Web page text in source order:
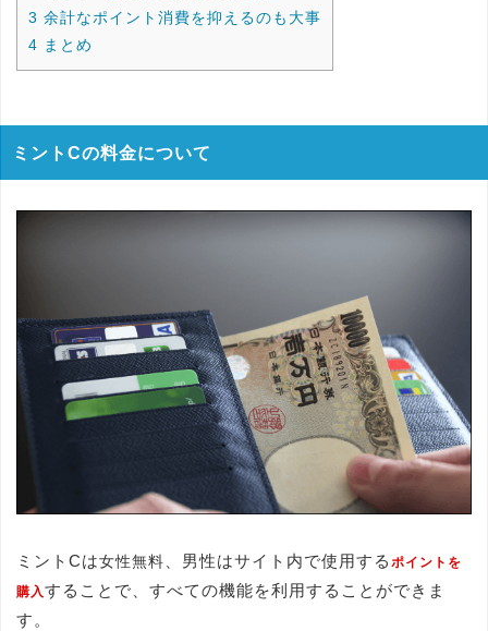
3 余計なポイント消費を抑えるのも大事
4 まとめ
ミントCの料金について
ミントCは女性無料 、男性はサイト内で使用する ポイントを
購入 することで、すべての機能を利用することができま
す。